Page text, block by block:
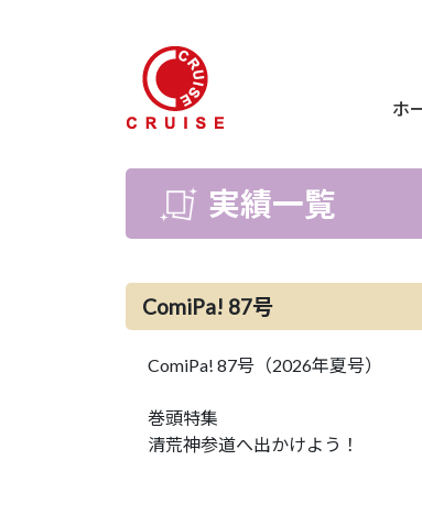
ホ
実績一覧
ComiPa! 87号
ComiPa! 87号（2026年夏号）
巻頭特集
清荒神参道へ出かけよう！